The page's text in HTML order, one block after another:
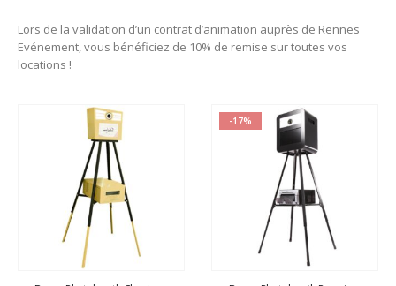
Lors de la validation d’un contrat d’animation auprès de Rennes
Evénement, vous bénéficiez de 10% de remise sur toutes vos
locations !
-17%